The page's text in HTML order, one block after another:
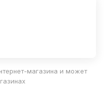
магазина и может